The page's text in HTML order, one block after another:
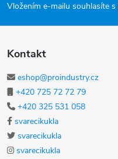
Vložením e-mailu souhlasíte s
Kontakt
eshop@proindustry.cz
+420 725 72 72 79
+420 325 531 058
svarecikukla
svarecikukla
svarecikukla